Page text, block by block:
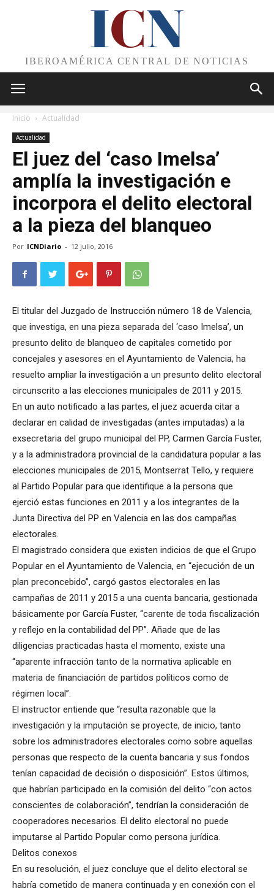
ICN
IBEROAMÉRICA CENTRAL DE NOTICIAS
Inicio Actualidad
Actualidad
El juez del ‘caso Imelsa’
amplía la investigación e
incorpora el delito electoral
a la pieza del blanqueo
Por ICNDiario - 12 julio, 2016
El titular del Juzgado de Instrucción número 18 de Valencia,
que investiga, en una pieza separada del ‘caso Imelsa’, un
presunto delito de blanqueo de capitales cometido por
concejales y asesores en el Ayuntamiento de Valencia, ha
resuelto ampliar la investigación a un presunto delito electoral
circunscrito a las elecciones municipales de 2011 y 2015.
En un auto notificado a las partes, el juez acuerda citar a
declarar en calidad de investigadas (antes imputadas) a la
exsecretaria del grupo municipal del PP, Carmen García Fuster,
y a la administradora provincial de la candidatura popular a las
elecciones municipales de 2015, Montserrat Tello, y requiere
al Partido Popular para que identifique a la persona que
ejerció estas funciones en 2011 y a los integrantes de la
Junta Directiva del PP en Valencia en las dos campañas
electorales.
El magistrado considera que existen indicios de que el Grupo
Popular en el Ayuntamiento de Valencia, en “ejecución de un
plan preconcebido”, cargó gastos electorales en las
campañas de 2011 y 2015 a una cuenta bancaria, gestionada
básicamente por García Fuster, “carente de toda fiscalización
y reflejo en la contabilidad del PP”. Añade que de las
diligencias practicadas hasta el momento, existe una
“aparente infracción tanto de la normativa aplicable en
materia de financiación de partidos políticos como de
régimen local”.
El instructor entiende que “resulta razonable que la
investigación y la imputación se proyecte, de inicio, tanto
sobre los administradores electorales como sobre aquellas
personas que respecto de la cuenta bancaria y sus fondos
tenían capacidad de decisión o disposición”. Estos últimos,
que habrían participado en la comisión del delito “con actos
conscientes de colaboración”, tendrían la consideración de
cooperadores necesarios. El delito electoral no puede
imputarse al Partido Popular como persona jurídica.
Delitos conexos
En su resolución, el juez concluye que el delito electoral se
habría cometido de manera continuada y en conexión con el